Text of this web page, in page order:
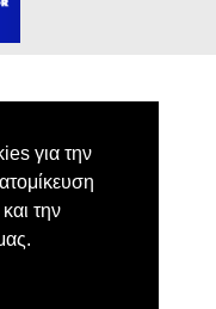
για την
την
μας για να
προσφορές.